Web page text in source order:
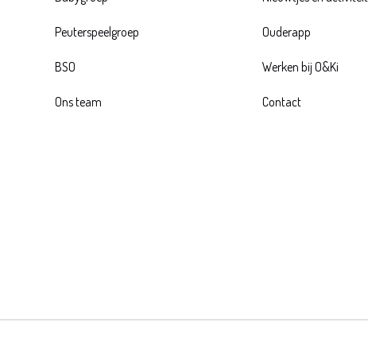
Peuterspeelgroep
BSO
Ons team
Ouderapp
Werken bij O&Ki
Contact